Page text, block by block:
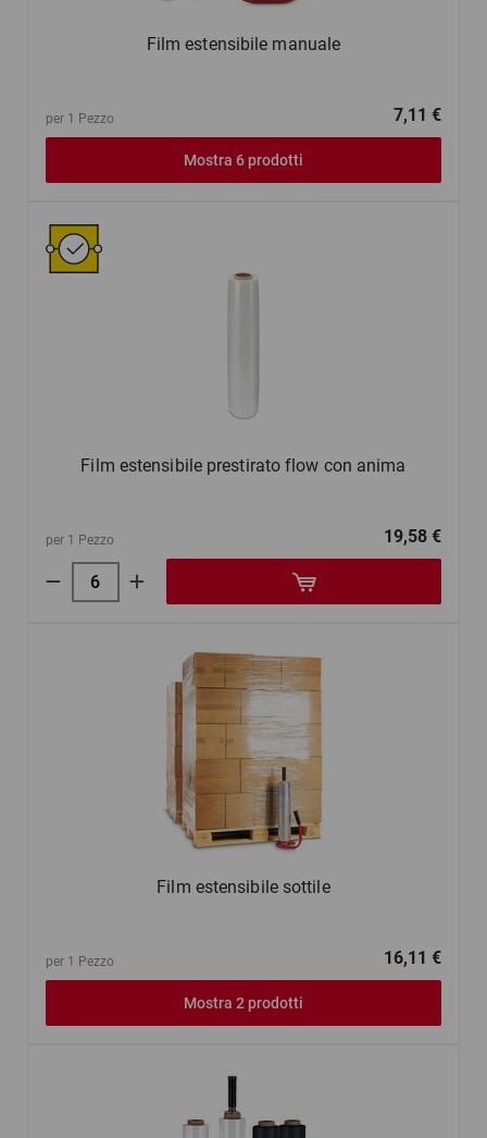
Film estensibile manuale
per 1 Pezzo 7,11 €
Mostra 6 prodotti
Film estensibile prestirato flow con anima
per 1 Pezzo 19,58 €
Film estensibile sottile
per 1 Pezzo 16,11 €
Mostra 2 prodotti